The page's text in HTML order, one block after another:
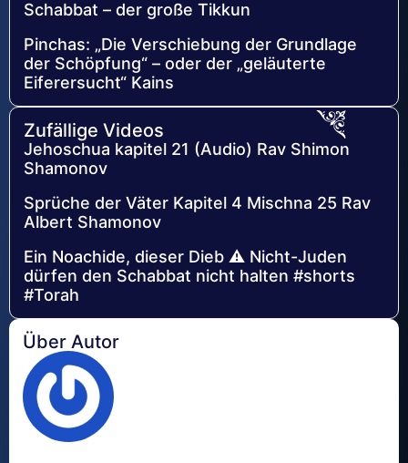
Schabbat – der große Tikkun
Pinchas: „Die Verschiebung der Grundlage
der Schöpfung“ – oder der „geläuterte
Eiferersucht“ Kains
Zufällige Videos
Jehoschua kapitel 21 (Audio) Rav Shimon
Shamonov
Sprüche der Väter Kapitel 4 Mischna 25 Rav
Albert Shamonov
Ein Noachide, dieser Dieb ⚠️ Nicht-Juden
dürfen den Schabbat nicht halten #shorts
#Torah
Über Autor